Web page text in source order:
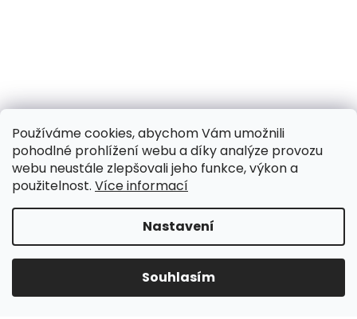
Používáme cookies, abychom Vám umožnili
pohodlné prohlížení webu a díky analýze provozu
webu neustále zlepšovali jeho funkce, výkon a
použitelnost. Více informací
Nastavení
Souhlasím